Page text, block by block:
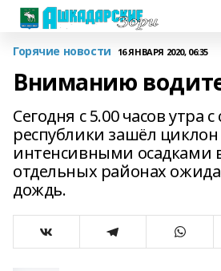
Горячие новости 16 ЯНВАРЯ 2020, 06:35
Вниманию
Сегодня с 5.00 часов утра
республики зашёл циклон
интенсивными осадками
отдельных районах
дождь.